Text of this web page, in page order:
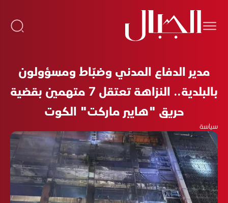
مدير الدفاع المدني وضبّاط ومسؤولون
بالبلدية.. النزاهة تعتقل 7 متهمين بقضية
حريق "هايبر ماركت" الكوت
سياسة